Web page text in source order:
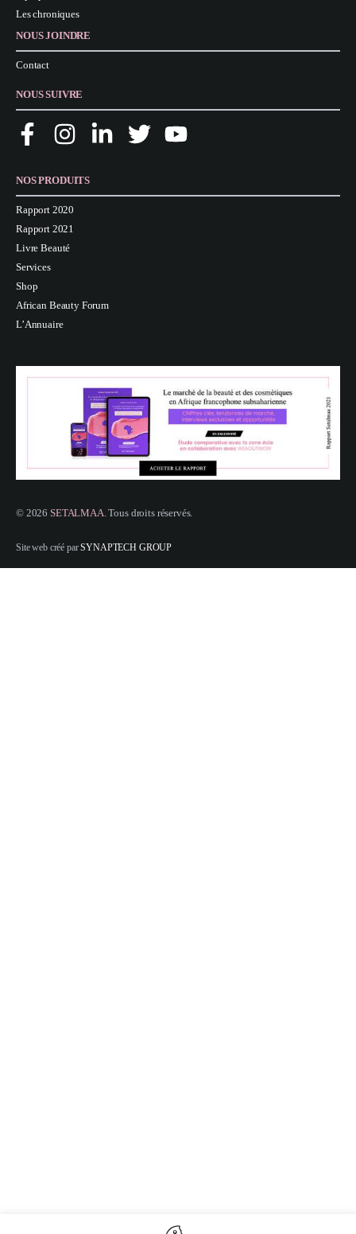
Les chroniques
NOUS JOINDRE
Contact
NOUS SUIVRE
NOS PRODUITS
Rapport 2020
Rapport 2021
Livre Beauté
Services
Shop
African Beauty Forum
L’Annuaire
© 2026 SETALMAA . Tous droits réservés.
Site web créé parSYNAPTECH GROUP